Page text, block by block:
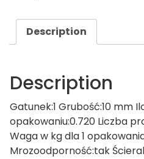
Description
Description
Gatunek:1 Grubość:10 mm
opakowaniu:0.720 Liczba
Waga w kg dla 1
Mrozoodporność:tak